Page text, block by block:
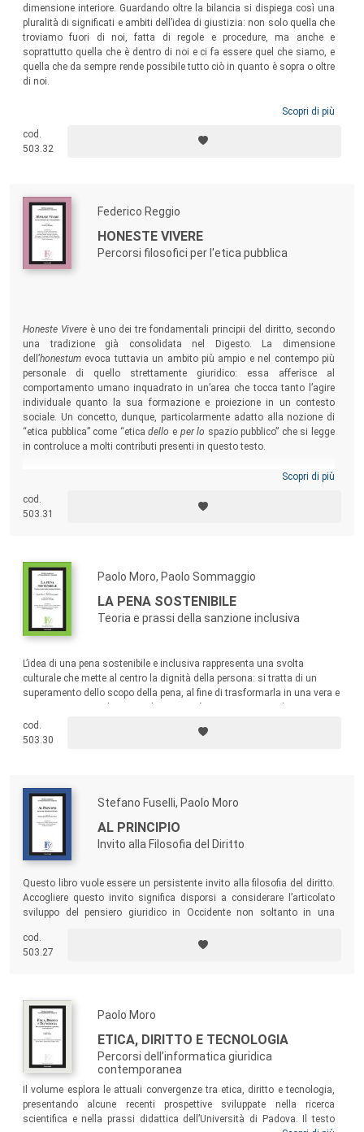
dimensione interiore. Guardando oltre la bilancia si dispiega così una
pluralità di significati e ambiti dell’idea di giustizia: non solo quella che
troviamo fuori di noi, fatta di regole e procedure, ma anche e
soprattutto quella che è dentro di noi e ci fa essere quel che siamo, e
quella che da sempre rende possibile tutto ciò in quanto è sopra o oltre
di noi.
Scopri di più
cod.
503.32
Federico Reggio
HONESTE VIVERE
Percorsi filosofici per l'etica pubblica
Honeste Vivere è uno dei tre fondamentali principii del diritto, secondo
una tradizione già consolidata nel Digesto. La dimensione
dell’honestum evoca tuttavia un ambito più ampio e nel contempo più
personale di quello strettamente giuridico: essa afferisce al
comportamento umano inquadrato in un’area che tocca tanto l’agire
individuale quanto la sua formazione e proiezione in un contesto
sociale. Un concetto, dunque, particolarmente adatto alla nozione di
“etica pubblica” come “eticadello e per lo spazio pubblico” che si legge
in controluce a molti contributi presenti in questo testo.
Scopri di più
cod.
503.31
Paolo Moro, Paolo Sommaggio
LA PENA SOSTENIBILE
Teoria e prassi della sanzione inclusiva
L’idea di una pena sostenibile e inclusiva rappresenta una svolta
culturale che mette al centro la dignità della persona: si tratta di un
superamento dello scopo della pena, al fine di trasformarla in una vera e
diversi aspetti in cui si può declinare oggigiorno la pena sostenibile.
cod.
503.30
Stefano Fuselli, Paolo Moro
AL PRINCIPIO
Invito alla Filosofia del Diritto
Questo libro vuole essere un persistente invito alla filosofia del diritto.
Accogliere questo invito significa disporsi a considerare l’articolato
sviluppo del pensiero giuridico in Occidente non soltanto in una
rispondere criticamente alle domande che la riflessione sul diritto
propone ancor oggi, sollevando problemi più che offrendo soluzioni.
cod.
503.27
Paolo Moro
ETICA, DIRITTO E TECNOLOGIA
Percorsi dell’informatica giuridica
contemporanea
Il volume esplora le attuali convergenze tra etica, diritto e tecnologia,
presentando alcune recenti prospettive sviluppate nella ricerca
scientifica e nella prassi didattica dell’Università di Padova. Il testo